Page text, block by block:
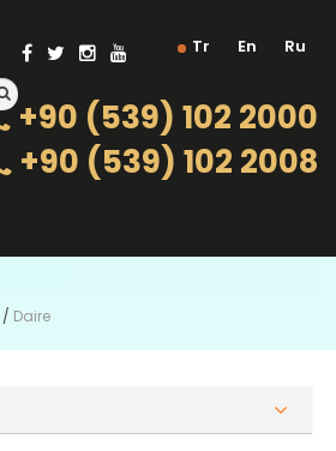
Tr En Ru
+90 (539) 102 2000
+90 (539) 102 2008
/ Daire